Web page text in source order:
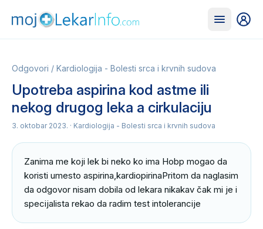
Odgovori / Kardiologija - Bolesti srca i krvnih sudova
Upotreba aspirina kod astme ili
nekog drugog leka a cirkulaciju
3. oktobar 2023. · Kardiologija - Bolesti srca i krvnih sudova
Zanima me koji lek bi neko ko ima Hobp mogao da
koristi umesto aspirina,kardiopirinaPritom da naglasim
da odgovor nisam dobila od lekara nikakav čak mi je i
specijalista rekao da radim test intolerancije